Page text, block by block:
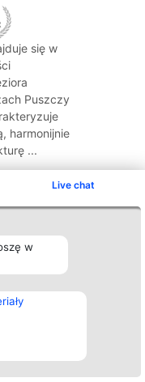
Live chat
w
się w
Puszczy
harmonijnie
...
Kontakt
Kontakt